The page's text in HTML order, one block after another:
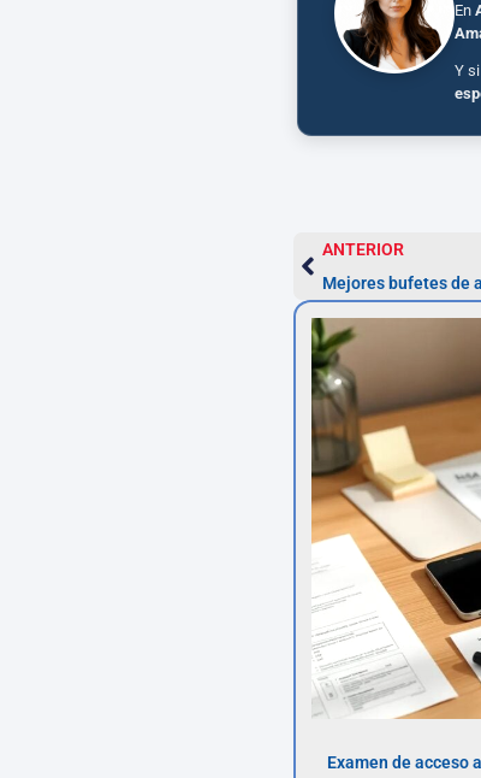
En
Y
ANTERIOR
Mejores bufetes de
Examen de acceso